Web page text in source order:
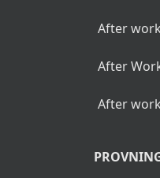
After
After
After